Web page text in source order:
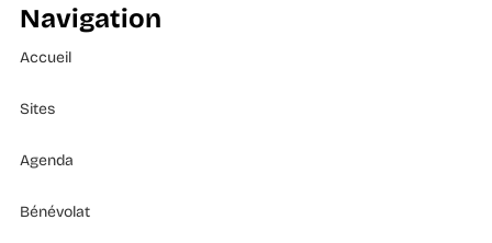
Navigation
Accueil
Sites
Agenda
Bénévolat